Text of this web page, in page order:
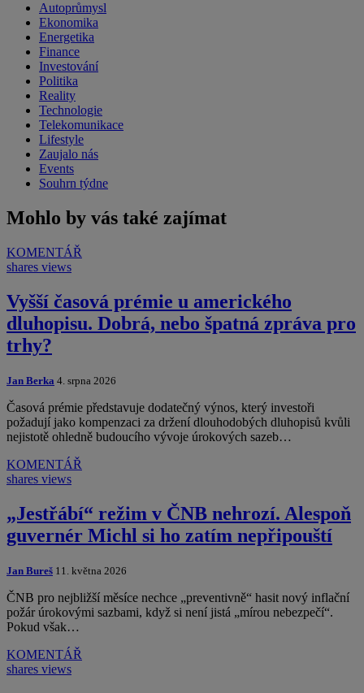
Autoprůmysl
Ekonomika
Energetika
Finance
Investování
Politika
Reality
Technologie
Telekomunikace
Lifestyle
Zaujalo nás
Events
Souhrn týdne
Mohlo by vás také zajímat
KOMENTÁŘ
shares views
Vyšší časová prémie u amerického
dluhopisu. Dobrá, nebo špatná zpráva pro
trhy?
Jan Berka 4. srpna 2026
Časová prémie představuje dodatečný výnos, který investoři
požadují jako kompenzaci za držení dlouhodobých dluhopisů kvůli
nejistotě ohledně budoucího vývoje úrokových sazeb…
KOMENTÁŘ
shares views
„Jestřábí“ režim v ČNB nehrozí. Alespoň
guvernér Michl si ho zatím nepřipouští
Jan Bureš 11. května 2026
ČNB pro nejbližší měsíce nechce „preventivně“ hasit nový inflační
požár úrokovými sazbami, když si není jistá „mírou nebezpečí“.
Pokud však…
KOMENTÁŘ
shares views